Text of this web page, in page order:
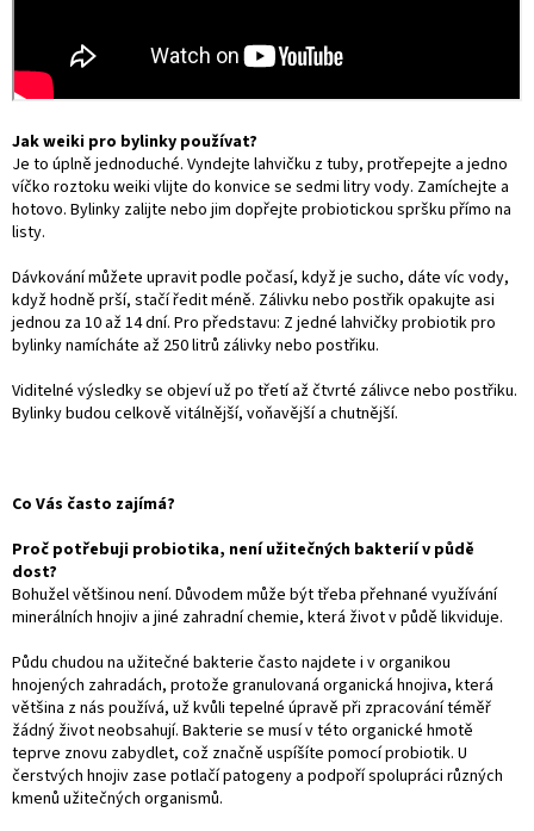
Jak weiki pro bylinky používat?
Je to úplně jednoduché. Vyndejte lahvičku z tuby, protřepejte a jedno
víčko roztoku weiki vlijte do konvice se sedmi litry vody. Zamíchejte a
hotovo. Bylinky zalijte nebo jim dopřejte probiotickou spršku přímo na
listy.
Dávkování můžete upravit podle počasí, když je sucho, dáte víc vody,
když hodně prší, stačí ředit méně. Zálivku nebo postřik opakujte asi
jednou za 10 až 14 dní. Pro představu: Z jedné lahvičky probiotik pro
bylinky namícháte až 250 litrů zálivky nebo postřiku.
Viditelné výsledky se objeví už po třetí až čtvrté zálivce nebo postřiku.
Bylinky budou celkově vitálnější, voňavější a chutnější.
Co Vás často zajímá?
Proč potřebuji probiotika, není užitečných bakterií v půdě
dost?
Bohužel většinou není. Důvodem může být třeba přehnané využívání
minerálních hnojiv a jiné zahradní chemie, která život v půdě likviduje.
Půdu chudou na užitečné bakterie často najdete i v organikou
hnojených zahradách, protože granulovaná organická hnojiva, která
většina z nás používá, už kvůli tepelné úpravě při zpracování téměř
žádný život neobsahují. Bakterie se musí v této organické hmotě
teprve znovu zabydlet, což značně uspíšíte pomocí probiotik. U
čerstvých hnojiv zase potlačí patogeny a podpoří spolupráci různých
kmenů užitečných organismů.